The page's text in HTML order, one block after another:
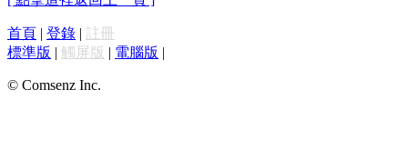
首頁 | 登錄 | 註冊
標準版 | 觸屏版 | 電腦版 |
© Comsenz Inc.